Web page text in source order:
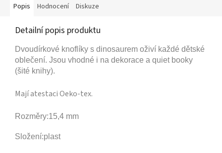
Popis Hodnocení Diskuze
Detailní popis produktu
Dvoudírkové knoflíky s dinosaurem oživí každé dětské
oblečení. Jsou vhodné i na dekorace a quiet booky
(šité knihy).
Mají atestaci Oeko-tex.
Rozměry:15,4 mm
Složení:plast